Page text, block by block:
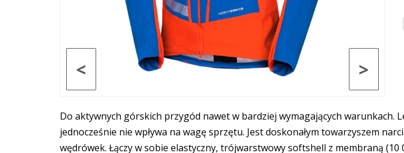
>
<
Do aktywnych górskich przygód nawet w bardziej wymagających
jednocześnie nie wpływa na wagę sprzętu. Jest doskonałym towarzyszem
wędrówek. Łączy w sobie elastyczny, trójwarstwowy softshell z membraną